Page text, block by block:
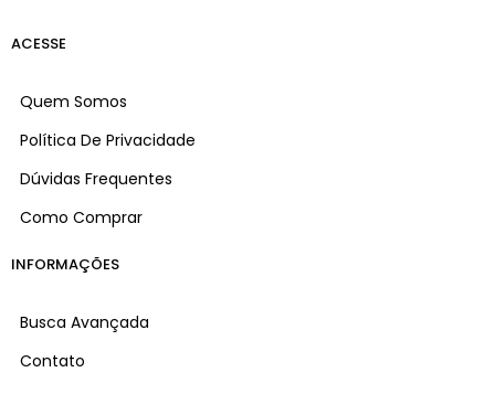
ACESSE
Quem Somos
Política De Privacidade
Dúvidas Frequentes
Como Comprar
INFORMAÇÕES
Busca Avançada
Contato